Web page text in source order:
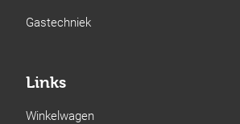
Gastechniek
Links
Winkelwagen